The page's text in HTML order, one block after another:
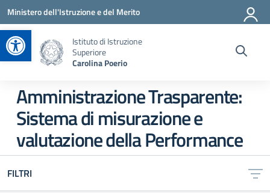
Apri la barra degli strumenti
Vai ai contenuti
Vai al menu di navigazione
Vai al footer
Ministero dell'Istruzione e del Merito
Istituto di Istruzione
Superiore
Carolina Poerio
Amministrazione Trasparente:
Sistema di misurazione e
valutazione della Performance
FILTRI